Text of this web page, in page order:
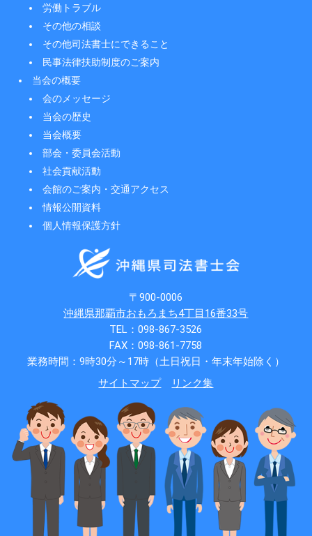
労働トラブル
その他の相談
その他司法書士にできること
民事法律扶助制度のご案内
当会の概要
会のメッセージ
当会の歴史
当会概要
部会・委員会活動
社会貢献活動
会館のご案内・交通アクセス
情報公開資料
個人情報保護方針
〒900-0006
沖縄県那覇市おもろまち4丁目16番33号
TEL：098-867-3526
FAX：098-861-7758
業務時間：9時30分～17時（土日祝日・年末年始除く）
サイトマップ
リンク集